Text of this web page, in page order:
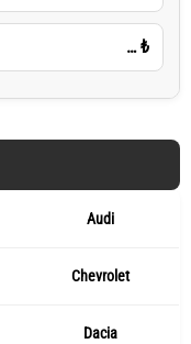
… ₺
Audi
Chevrolet
Dacia